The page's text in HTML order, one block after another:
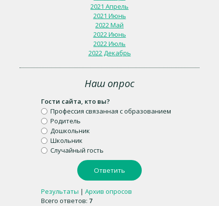
2021 Апрель
2021 Июнь
2022 Май
2022 Июнь
2022 Июль
2022 Декабрь
Наш опрос
Гости сайта, кто вы?
Профессия связанная с образованием
Родитель
Дошкольник
Школьник
Случайный гость
Результаты | Архив опросов
Всего ответов: 7